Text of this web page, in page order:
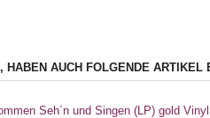
AUCH FOLGENDE ARTIKEL
Seh´n und Singen (LP) gold Vinyl